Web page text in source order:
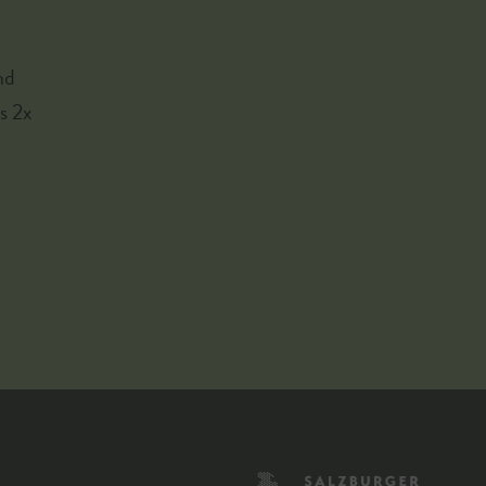
2x